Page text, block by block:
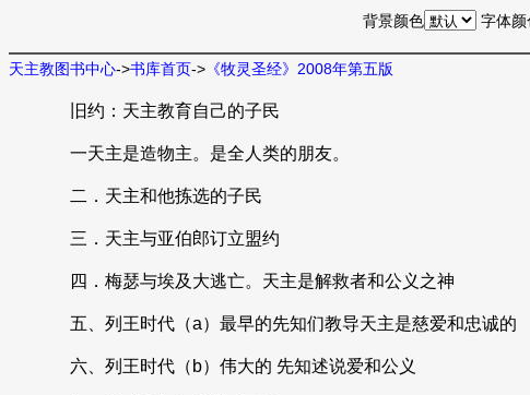
背景颜色 字体颜
天主教图书中心->书库首页-> 《牧灵圣经》2008年第五版
旧约：天主教育自己的子民
一天主是造物主。是全人类的朋友。
二．天主和他拣选的子民
三．天主与亚伯郎订立盟约
四．梅瑟与埃及大逃亡。天主是解救者和公义之神
五、列王时代（a）最早的先知们教导天主是慈爱和忠诚的
六、列王时代（b）伟大的 先知述说爱和公义